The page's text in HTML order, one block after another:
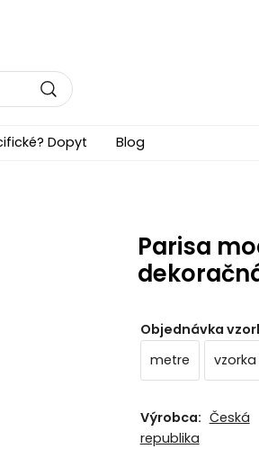
Dopyt Blog
Parisa
Objednávka
metre
Výrobca: Česká
republika